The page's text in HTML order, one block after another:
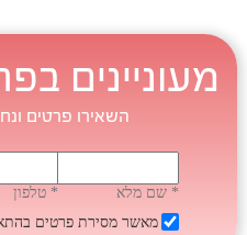
מעוניינים
השאירו פרטים
* שם מלא
* טלפון
מאשר מסירת פרטים